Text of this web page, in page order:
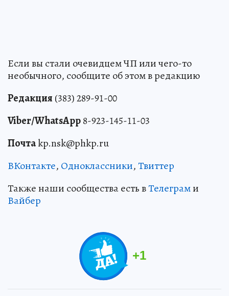
Если вы стали очевидцем ЧП или чего-то
необычного, сообщите об этом в редакцию
Редакция (383) 289-91-00
Viber/WhatsApp8-923-145-11-03
Почтаkp.nsk@phkp.ru
ВКонтакте, Одноклассники,Твиттер
Также наши сообщества есть вТелеграми
Вайбер
+1